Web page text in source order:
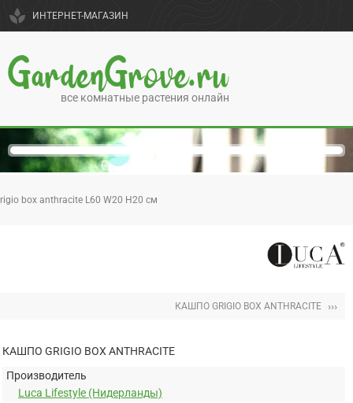
spa ИНТЕРНЕТ-МАГАЗИН
GardenGrove.ru
все комнатные растения онлайн
box anthracite L60 W20 H20 см
КАШПО GRIGIO BOX ANTHRACITE ›››
КАШПО GRIGIO BOX ANTHRACITE
Производитель
Luca Lifestyle (Нидерланды)